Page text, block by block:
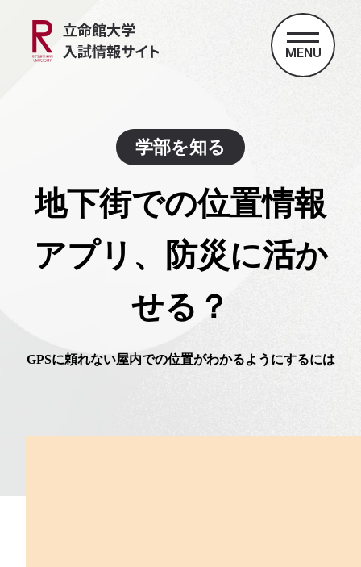
MENU
学部を知る
地下街での位置情報
アプリ、防災に活か
せる？
GPSに頼れない屋内での位置がわかるようにするには